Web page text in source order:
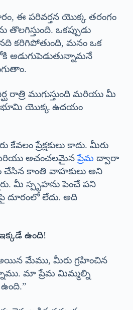
ఈ పరివర్తన యొక్క తరంగం
ఒకప్పుడు
కరిగిపోతుంది, మనం ఒక
అడుగుపెడుతున్నామనే
రాత్రి ముగుస్తుంది మరియు మీ
భూమి యొక్క ఉదయం
ప్రేక్షకులు కాదు. మీరు
మరియు అచంచలమైనప్రేమ ద్వారా
చేసిన కాంతి వాహకులు అని
మీ స్పృహను పెంచే పని
దూరంలో లేదు. అది
ఇక్కడే ఉంది!
అయిన మేము, మీరు గ్రహించిన
మా ప్రేమ మిమ్మల్ని
ఉంది.”